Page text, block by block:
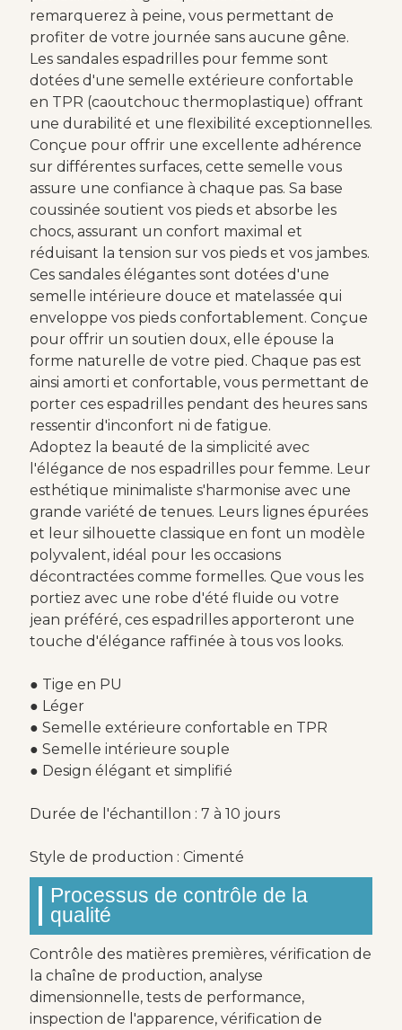
remarquerez à peine, vous permettant de
profiter de votre journée sans aucune gêne.
Les sandales espadrilles pour femme sont
dotées d'une semelle extérieure confortable
en TPR (caoutchouc thermoplastique) offrant
une durabilité et une flexibilité exceptionnelles.
Conçue pour offrir une excellente adhérence
sur différentes surfaces, cette semelle vous
assure une confiance à chaque pas. Sa base
coussinée soutient vos pieds et absorbe les
chocs, assurant un confort maximal et
réduisant la tension sur vos pieds et vos jambes.
Ces sandales élégantes sont dotées d'une
semelle intérieure douce et matelassée qui
enveloppe vos pieds confortablement. Conçue
pour offrir un soutien doux, elle épouse la
forme naturelle de votre pied. Chaque pas est
ainsi amorti et confortable, vous permettant de
porter ces espadrilles pendant des heures sans
ressentir d'inconfort ni de fatigue.
Adoptez la beauté de la simplicité avec
l'élégance de nos espadrilles pour femme. Leur
esthétique minimaliste s'harmonise avec une
grande variété de tenues. Leurs lignes épurées
et leur silhouette classique en font un modèle
polyvalent, idéal pour les occasions
décontractées comme formelles. Que vous les
portiez avec une robe d'été fluide ou votre
jean préféré, ces espadrilles apporteront une
touche d'élégance raffinée à tous vos looks.
● Tige en PU
● Léger
● Semelle extérieure confortable en TPR
● Semelle intérieure souple
● Design élégant et simplifié
Durée de l'échantillon : 7 à 10 jours
Style de production : Cimenté
Processus de contrôle de la
qualité
Contrôle des matières premières, vérification de
la chaîne de production, analyse
dimensionnelle, tests de performance,
inspection de l'apparence, vérification de